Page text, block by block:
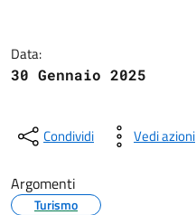
Data:
30 Gennaio 2025
Condividi Vedi azioni
Argomenti
Turismo